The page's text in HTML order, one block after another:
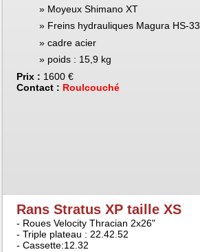
Moyeux Shimano XT
Freins hydrauliques Magura HS-33
cadre acier
poids : 15,9 kg
Prix : 1600 €
Contact : Roulcouché
Rans Stratus XP taille XS
- Roues Velocity Thracian 2x26"
- Triple plateau : 22.42.52
- Cassette:12.32